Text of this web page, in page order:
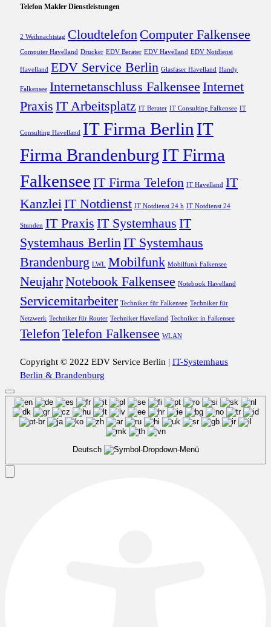
Telefon Makler Dienstleistungen
2 Weihnachtstag Cloudtelefon Computer Falkensee
Computer Havelland Drucker EDV Berater EDV Havelland EDV Notdienst
Havelland EDV Service Berlin Glasfaser Havelland Handy
Falkensee Internetanschluss Falkensee Internet
Praxis IT Arbeitsplatz IT Berater IT Consulting Falkensee IT
Consulting Havelland IT Firma Berlin IT
Firma BrandenburgIT Firma
Falkensee IT Firma Telefon IT Havelland IT
KanzleiIT Notdienst IT Notdienst 24 h IT Notdienst 24
Stunden IT Praxis IT Systemhaus IT
Systemhaus BerlinIT Systemhaus
Brandenburg LWL Mobilfunk Mobilfunk Falkensee
NeujahrNotebook Falkensee Notebook Havelland
Servicemitarbeiter Techniker für Falkensee Techniker für
Netzwerk Techniker für Router Techniker Havelland Techniker in Falkensee
TelefonTelefon Falkensee WLAN
Copyright © 2022 EDV Service Berlin | IT-Systemhaus
Berlin & Brandenburg
Deutsch